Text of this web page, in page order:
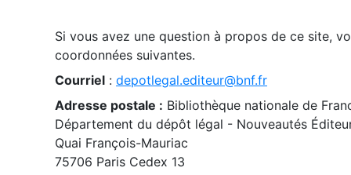
Si vous avez une question à propos de ce site,
coordonnées suivantes.
Courriel : depotlegal.editeur@bnf.fr
Adresse postale : Bibliothèque nationale de
Département du dépôt légal - Nouveautés
Quai François-Mauriac
75706 Paris Cedex 13